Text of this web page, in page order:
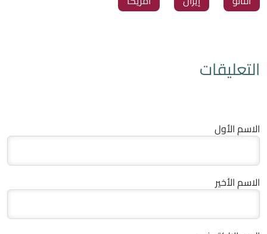
التعليقات
الاسم الأول
الاسم الأخير